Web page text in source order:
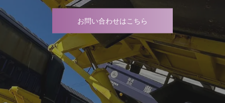
お問い合わせはこちら